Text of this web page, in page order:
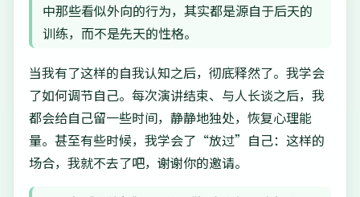
中那些看似外向的行为，其实都是源自于后天的
训练，而不是先天的性格。
当我有了这样的自我认知之后，彻底释然了。我学会
了如何调节自己。每次演讲结束、与人长谈之后，我
都会给自己留一些时间，静静地独处，恢复心理能
量。甚至有些时候，我学会了“放过”自己：这样的
场合，我就不去了吧，谢谢你的邀请。